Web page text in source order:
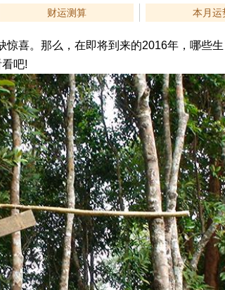
财运测算 本月运
喜。那么，在即将到来的2016年，哪些生
吧!